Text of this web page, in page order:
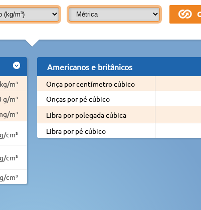
m³
g/m³
m³
cm³
cm³
cm³
Americanos e britânicos
Onça por centímetro cúbico
Onças por pé cúbico
Libra por polegada cúbica
Libra por pé cúbico